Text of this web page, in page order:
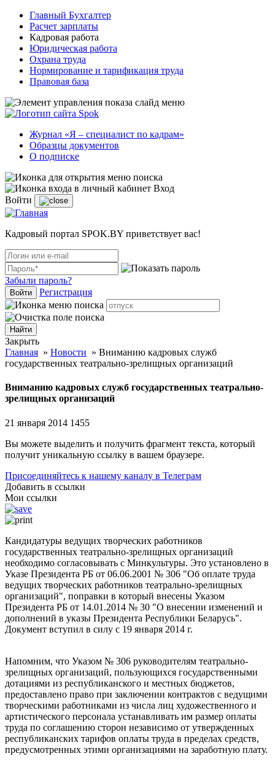
Главный Бухгалтер
Расчет зарплаты
Кадровая работа
Юридическая работа
Охрана труда
Нормирование и тарификация труда
Правовая база
Журнал «Я – специалист по кадрам»
Образцы документов
О подписке
Вход
Войти
Кадровый портал SPOK.BY приветствует вас!
Забыли пароль?
Войти Регистрация
Закрыть
Главная » Новости » Вниманию кадровых служб
государственных театрально-зрелищных организаций
Вниманию кадровых служб государственных театрально-
зрелищных организаций
21 января 2014 1455
Вы можете выделить и получить фрагмент текста, который
получит уникальную ссылку в вашем браузере.
Присоединяйтесь к нашему каналу в Телеграм
Добавить в ссылки
Мои ссылки
Кандидатуры ведущих творческих работников
государственных театрально-зрелищных организаций
необходимо согласовывать с Минкультуры. Это установлено в
Указе Президента РБ от 06.06.2001 № 306 "Об оплате труда
ведущих творческих работников театрально-зрелищных
организаций", поправки в который внесены Указом
Президента РБ от 14.01.2014 № 30 "О внесении изменений и
дополнений в указы Президента Республики Беларусь".
Документ вступил в силу с 19 января 2014 г.
Напомним, что Указом № 306 руководителям театрально-
зрелищных организаций, пользующихся государственными
дотациями из республиканского и местных бюджетов,
предоставлено право при заключении контрактов с ведущими
творческими работниками из числа лиц художественного и
артистического персонала устанавливать им размер оплаты
труда по соглашению сторон независимо от утвержденных
республиканских тарифов оплаты труда в пределах средств,
предусмотренных этими организациями на заработную плату.